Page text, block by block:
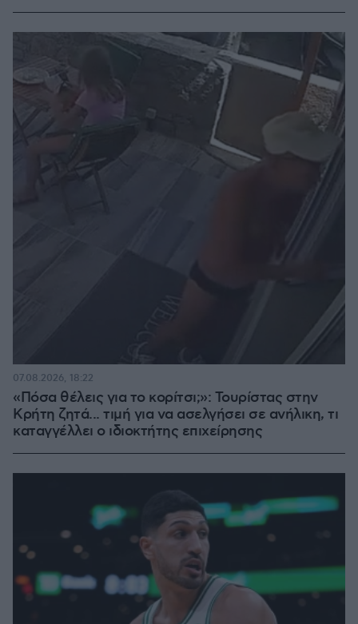
«Πόσα θέλεις για το κορίτσι;»: Τουρίστας στην
Κρήτη ζητά... τιμή για να ασελγήσει σε ανήλικη, τι
καταγγέλλει ο ιδιοκτήτης επιχείρησης
07.08.2026, 18:22